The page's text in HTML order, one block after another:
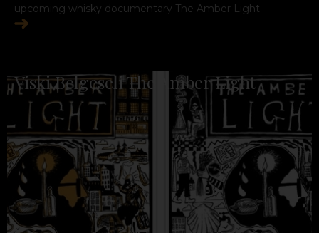
upcoming whisky documentary The Amber Light
Viski Belgeseli The Amber Light